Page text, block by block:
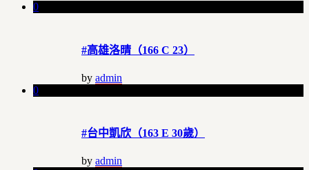
0
#高雄洛晴（166 C 23）
by admin
0
#台中凱欣（163 E 30歲）
by admin